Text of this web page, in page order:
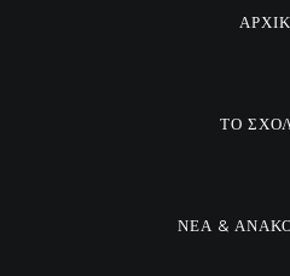
ΤΟ
ΝΕΑ &